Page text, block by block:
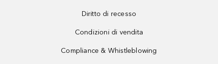
Diritto di recesso
Condizioni di vendita
Compliance & Whistleblowing